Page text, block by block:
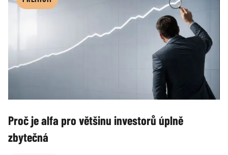
vydržet, držet plán a nenechat se strhnout emocemi.
Proč je alfa pro většinu investorů úplně
zbytečná